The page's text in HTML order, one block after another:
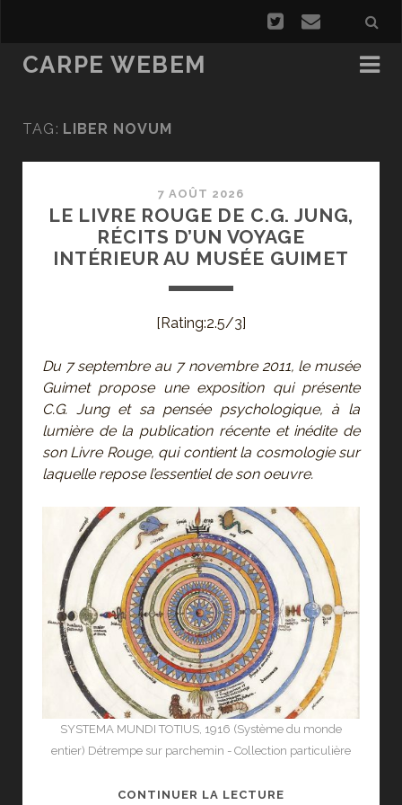
CARPE WEBEM
TAG: LIBER NOVUM
7 AOÛT 2026
LE LIVRE ROUGE DE C.G. JUNG,
RÉCITS D’UN VOYAGE
INTÉRIEUR AU MUSÉE GUIMET
[Rating:2.5/3]
Du 7 septembre au 7 novembre 2011, le musée
Guimet propose une exposition qui présente
C.G. Jung et sa pensée psychologique, à la
lumière de la publication récente et inédite de
son Livre Rouge, qui contient la cosmologie sur
laquelle repose l’essentiel de son oeuvre.
SYSTEMA MUNDI TOTIUS, 1916 (Système du monde
entier) Détrempe sur parchemin - Collection particulière
CONTINUER LA LECTURE